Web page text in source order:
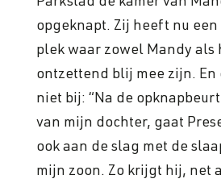
opgeknapt. Zij heeft nu
plek waar zowel Mandy als
ontzettend blij mee zijn.
niet bij: “Na de
van mijn dochter, gaat
ook aan de slag met de
mijn zoon. Zo krijgt hij, net